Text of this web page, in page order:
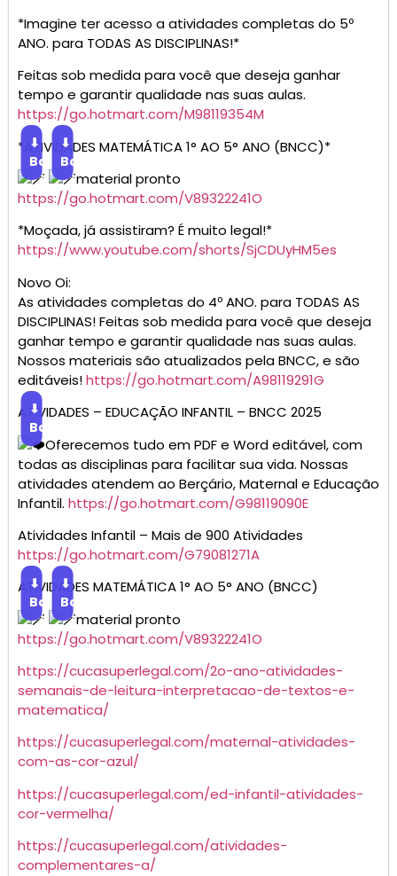
*Imagine ter acesso a atividades completas do 5º
ANO. para TODAS AS DISCIPLINAS!*
Feitas sob medida para você que deseja ganhar
tempo e garantir qualidade nas suas aulas.
https://go.hotmart.com/M98119354M
*ATIVIDADES MATEMÁTICA 1° AO 5° ANO (BNCC)*
⬇
Baixar
⬇
Baixar
material pronto
https://go.hotmart.com/V89322241O
*Moçada, já assistiram? É muito legal!*
https://www.youtube.com/shorts/SjCDUyHM5es
Novo Oi:
As atividades completas do 4º ANO. para TODAS AS
DISCIPLINAS! Feitas sob medida para você que deseja
ganhar tempo e garantir qualidade nas suas aulas.
Nossos materiais são atualizados pela BNCC, e são
editáveis!https://go.hotmart.com/A98119291G
ATIVIDADES – EDUCAÇÃO INFANTIL – BNCC 2025
⬇
Baixar
Oferecemos tudo em PDF e Word editável, com
todas as disciplinas para facilitar sua vida. Nossas
atividades atendem ao Berçário, Maternal e Educação
Infantil. https://go.hotmart.com/G98119090E
Atividades Infantil – Mais de 900 Atividades
https://go.hotmart.com/G79081271A
ATIVIDADES MATEMÁTICA 1° AO 5° ANO (BNCC)
⬇
Baixar
⬇
Baixar
material pronto
https://go.hotmart.com/V89322241O
https://cucasuperlegal.com/2o-ano-atividades-
semanais-de-leitura-interpretacao-de-textos-e-
matematica/
https://cucasuperlegal.com/maternal-atividades-
com-as-cor-azul/
https://cucasuperlegal.com/ed-infantil-atividades-
cor-vermelha/
https://cucasuperlegal.com/atividades-
complementares-a/